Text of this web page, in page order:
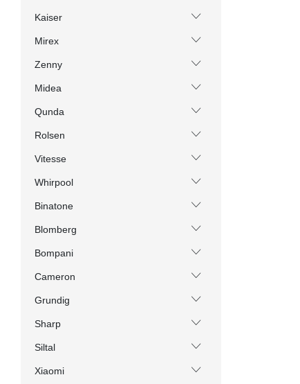
Kaiser
Mirex
Zenny
Midea
Qunda
Rolsen
Vitesse
Whirpool
Binatone
Blomberg
Bompani
Cameron
Grundig
Sharp
Siltal
Xiaomi